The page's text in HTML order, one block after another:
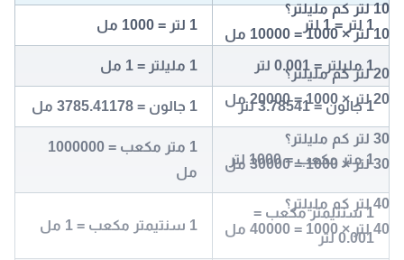
10 لتر كم مليلتر؟
10 لتر × 1000 = 10000 مل
20 لتر كم مليلتر؟
20 لتر × 1000 = 20000 مل
30 لتر كم مليلتر؟
30 لتر × 1000 = 30000 مل
40 لتر كم مليلتر؟
40 لتر × 1000 = 40000 مل
1 لتر = 1 لتر 1 لتر = 1000 مل
1 مليلتر = 0.001 لتر 1 مليلتر = 1 مل
1 جالون = 3.78541 لتر 1 جالون = 3785.41178 مل
1 متر مكعب = 1000 لتر
1 متر مكعب = 1000000
مل
1 سنتيمتر مكعب =
0.001 لتر
1 سنتيمتر مكعب = 1 مل